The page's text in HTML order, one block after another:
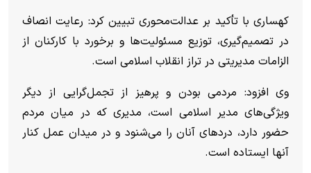
کهساری با تأکید بر عدالت‌محوری تبیین کرد: رعایت انصاف
در تصمیم‌گیری، توزیع مسئولیت‌ها و برخورد با کارکنان از
الزامات مدیریتی در تراز انقلاب اسلامی است.
وی افزود: مردمی بودن و پرهیز از تجمل‌گرایی از دیگر
ویژگی‌های مدیر اسلامی است، مدیری که در میان مردم
حضور دارد، درد‌های آنان را می‌شنود و در میدان عمل کنار
آنها ایستاده است.